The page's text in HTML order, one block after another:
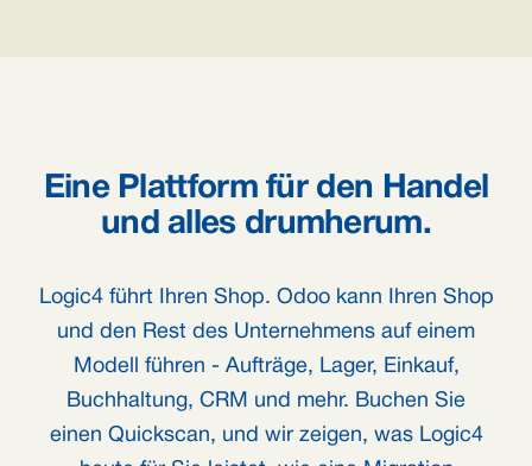
Eine Plattform für den Handel
und alles drumherum.
Logic4 führt Ihren Shop. Odoo kann Ihren Shop
und den Rest des Unternehmens auf einem
Modell führen - Aufträge, Lager, Einkauf,
Buchhaltung, CRM und mehr. Buchen Sie
einen Quickscan, und wir zeigen, was Logic4